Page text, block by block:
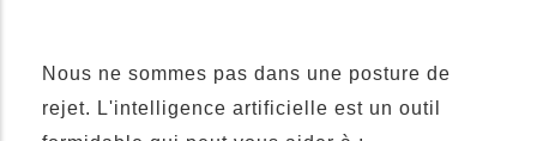
Nous ne sommes pas dans une posture de
rejet. L'intelligence artificielle est un outil